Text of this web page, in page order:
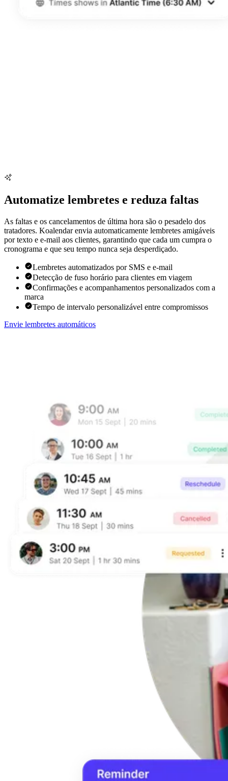
Automatize lembretes e reduza faltas
As faltas e os cancelamentos de última hora são o pesadelo dos
tratadores. Koalendar envia automaticamente lembretes amigáveis
por texto e e-mail aos clientes, garantindo que cada um cumpra o
cronograma e que seu tempo nunca seja desperdiçado.
Lembretes automatizados por SMS e e-mail
Detecção de fuso horário para clientes em viagem
Confirmações e acompanhamentos personalizados com a
marca
Tempo de intervalo personalizável entre compromissos
Envie lembretes automáticos